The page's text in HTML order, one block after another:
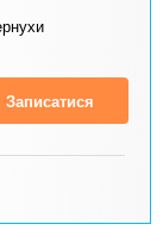
Записатися